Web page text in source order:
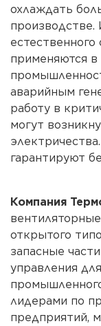
охлаждать
производстве.
применяются в
аварийным
работу в
могут
гарантируют
Компания
открытого
запасные
управления
лидерами по
предприятий,